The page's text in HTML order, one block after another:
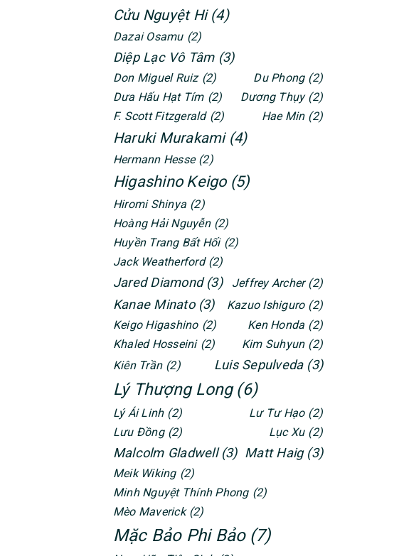
Cửu Nguyệt Hi (4)
Dazai Osamu (2)
Diệp Lạc Vô Tâm (3)
Don Miguel Ruiz (2) Du Phong (2)
Dưa Hấu Hạt Tím (2) Dương Thụy (2)
F. Scott Fitzgerald (2) Hae Min (2)
Haruki Murakami (4)
Hermann Hesse (2)
Higashino Keigo (5)
Hiromi Shinya (2)
Hoàng Hải Nguyễn (2)
Huyền Trang Bất Hối (2)
Jack Weatherford (2)
Jared Diamond (3) Jeffrey Archer (2)
Kanae Minato (3) Kazuo Ishiguro (2)
Keigo Higashino (2) Ken Honda (2)
Khaled Hosseini (2) Kim Suhyun (2)
Kiên Trần (2) Luis Sepulveda (3)
Lý Thượng Long (6)
Lý Ái Linh (2) Lư Tư Hạo (2)
Lưu Đồng (2) Lục Xu (2)
Malcolm Gladwell (3) Matt Haig (3)
Meik Wiking (2)
Minh Nguyệt Thính Phong (2)
Mèo Maverick (2)
Mặc Bảo Phi Bảo (7)